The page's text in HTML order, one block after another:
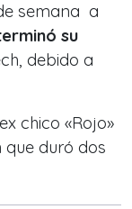
semana a
su
debido a
chico «Rojo»
duró dos